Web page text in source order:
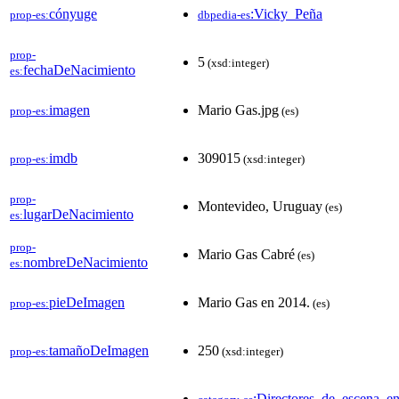
prop-es:cónyuge dbpedia-es:Vicky_Peña
prop-
es:fechaDeNacimiento
5 (xsd:integer)
prop-es:imagen Mario Gas.jpg (es)
prop-es:imdb 309015 (xsd:integer)
prop-
es:lugarDeNacimiento
Montevideo, Uruguay (es)
prop-
es:nombreDeNacimiento
Mario Gas Cabré (es)
prop-es:pieDeImagen Mario Gas en 2014. (es)
prop-es:tamañoDeImagen 250 (xsd:integer)